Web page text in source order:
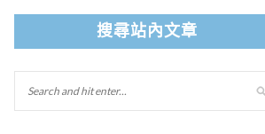
搜尋站內文章